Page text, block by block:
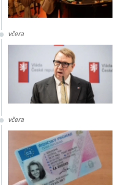
včera
včera